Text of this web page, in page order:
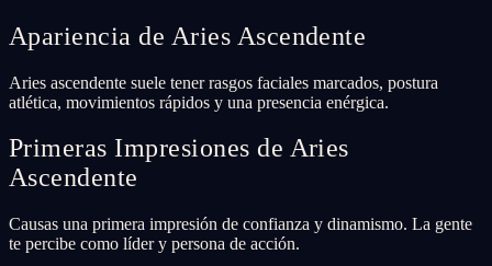
Apariencia de Aries Ascendente
Aries ascendente suele tener rasgos faciales marcados, postura
atlética, movimientos rápidos y una presencia enérgica.
Primeras Impresiones de Aries
Ascendente
Causas una primera impresión de confianza y dinamismo. La gente
te percibe como líder y persona de acción.